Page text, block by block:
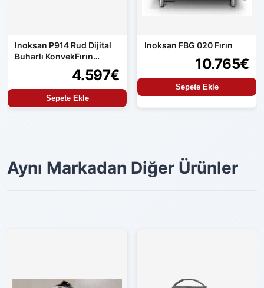
Inoksan P914 Rud Dijital
Buharlı KonvekFırın
4.597€
Sepete Ekle
Inoksan FBG 020 Fırın
10.765€
Sepete Ekle
Aynı Markadan Diğer Ürünler